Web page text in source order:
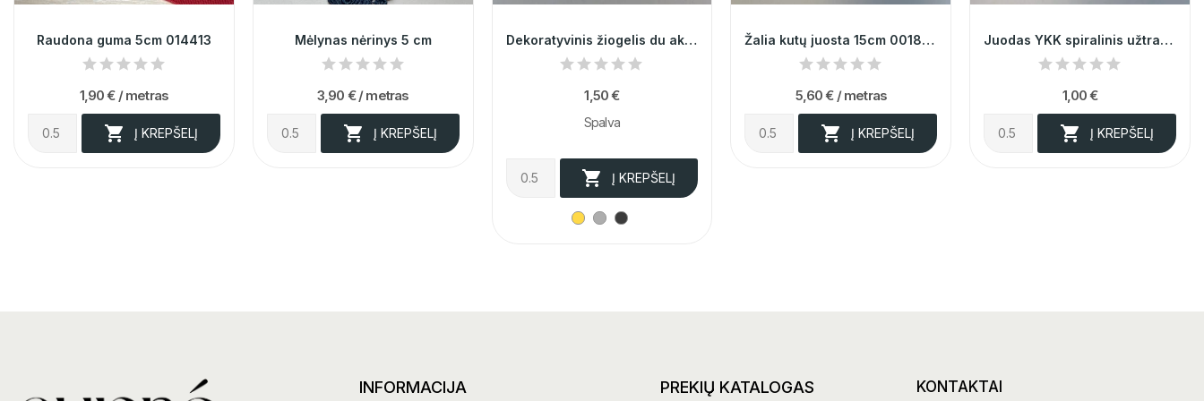
Raudona guma 5cm 014413
1,90 € / metras
 Į KREPŠELĮ
Mėlynas nėrinys 5 cm
3,90 € / metras
 Į KREPŠELĮ
Dekoratyvinis žiogelis du akutė| 3 spalvos 004265
1,50 €
Spalva
 Į KREPŠELĮ
Žalia kutų juosta 15cm 001845
5,60 € / metras
 Į KREPŠELĮ
Juodas YKK spiralinis užtrauktukas nr. 3, 10cm,...
1,00 €
 Į KREPŠELĮ
INFORMACIJA PREKIŲ KATALOGAS KONTAKTAI